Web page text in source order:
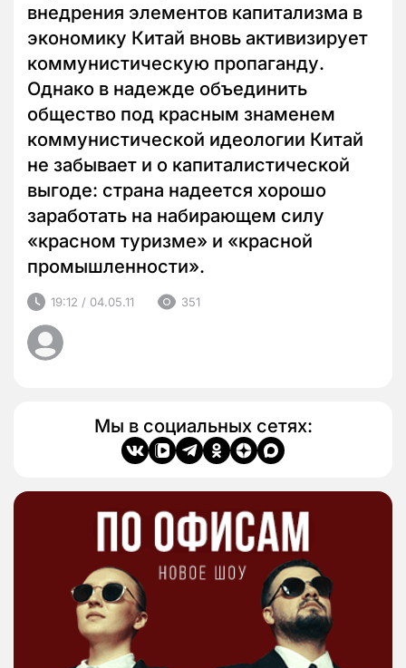
внедрения элементов капитализма в
экономику Китай вновь активизирует
коммунистическую пропаганду.
Однако в надежде объединить
общество под красным знаменем
коммунистической идеологии Китай
не забывает и о капиталистической
выгоде: страна надеется хорошо
заработать на набирающем силу
«красном туризме» и «красной
промышленности».
19:12 / 04.05.11 351
Мы в социальных сетях: